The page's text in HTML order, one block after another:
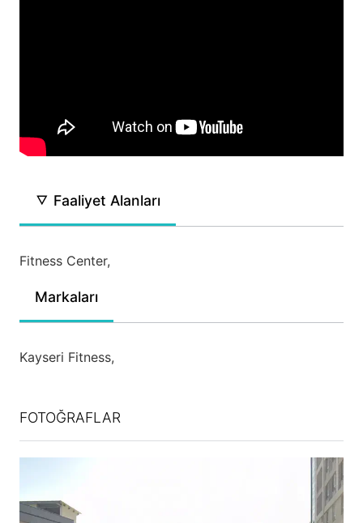
Faaliyet Alanları
Fitness Center,
Markaları
Kayseri Fitness,
FOTOĞRAFLAR